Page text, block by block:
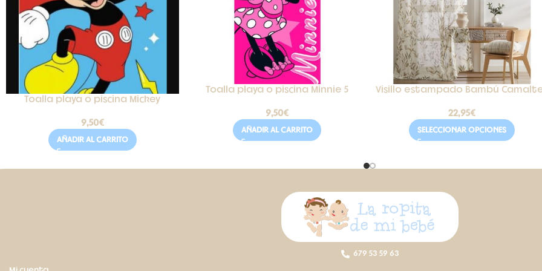
Toalla playa o piscina Mickey
9,50€
AÑADIR AL CARRITO
Toalla playa o piscina Minnie 5
9,50€
AÑADIR AL CARRITO
Visillo estampado Bambú
22,95€
SELECCIONAR OPCIONES
679 53 59 63